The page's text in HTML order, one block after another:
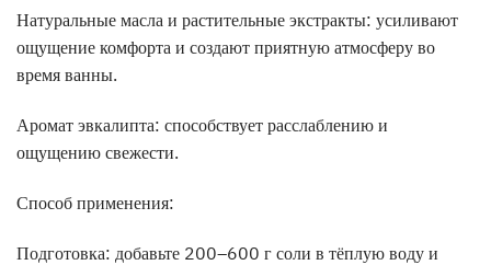
Натуральные масла и растительные экстракты: усиливают
ощущение комфорта и создают приятную атмосферу во
время ванны.
Аромат эвкалипта: способствует расслаблению и
ощущению свежести.
Способ применения:
Подготовка: добавьте 200–600 г соли в тёплую воду и